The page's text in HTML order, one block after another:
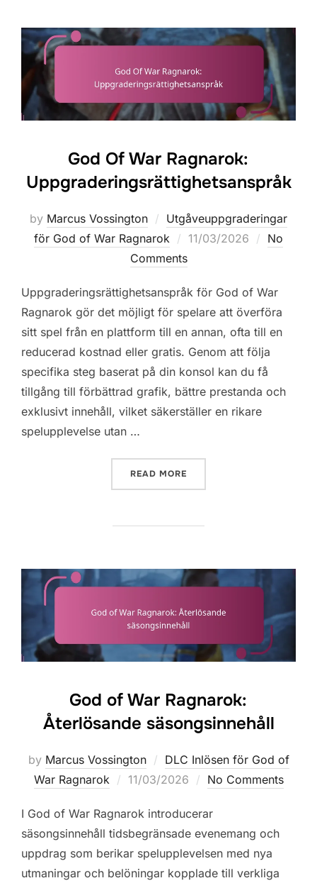
God Of War Ragnarok:
Uppgraderingsrättighetsanspråk
by Marcus Vossington
Utgåveuppgraderingar
för God of War Ragnarok
Posted
11/03/2026
No
Comments
Uppgraderingsrättighetsanspråk för God of War
Ragnarok gör det möjligt för spelare att överföra
sitt spel från en plattform till en annan, ofta till en
reducerad kostnad eller gratis. Genom att följa
specifika steg baserat på din konsol kan du få
tillgång till förbättrad grafik, bättre prestanda och
exklusivt innehåll, vilket säkerställer en rikare
spelupplevelse utan …
READ MORE
God of War Ragnarok:
Återlösande säsongsinnehåll
by Marcus Vossington
DLC Inlösen för God of
War Ragnarok
Posted
11/03/2026 No Comments
I God of War Ragnarok introducerar
säsongsinnehåll tidsbegränsade evenemang och
uppdrag som berikar spelupplevelsen med nya
utmaningar och belöningar kopplade till verkliga